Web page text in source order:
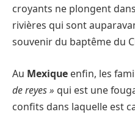
croyants ne plongent
rivières qui sont
souvenir du baptême du
Au Mexique enfin, les
de reyes » qui est une
confits dans laquelle est